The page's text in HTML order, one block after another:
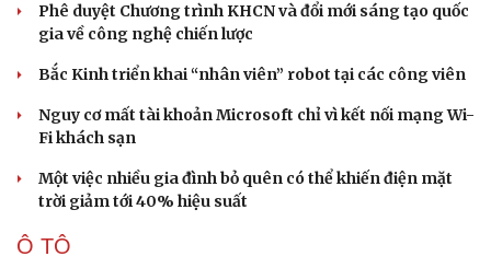
Sức khỏe
Dinh dưỡng - món ngon
Cây thuốc
Phê duyệt Chương trình KHCN và đổi mới sáng tạo quốc
gia về công nghệ chiến lược
Bắc Kinh triển khai “nhân viên” robot tại các công viên
Nguy cơ mất tài khoản Microsoft chỉ vì kết nối mạng Wi-
Fi khách sạn
Một việc nhiều gia đình bỏ quên có thể khiến điện mặt
trời giảm tới 40% hiệu suất
Ô TÔ